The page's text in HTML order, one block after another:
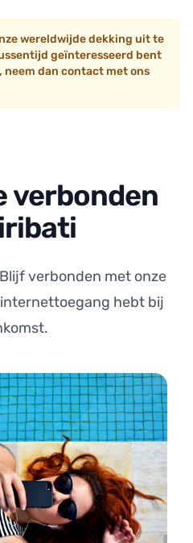
wereldwijde dekking uit te
geïnteresseerd bent
neem dan contact met ons
verbonden
verbonden met onze
hebt bij